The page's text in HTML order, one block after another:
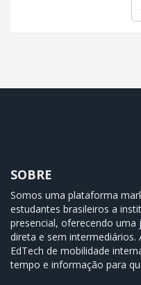
SOBRE
Somos uma plataforma
estudantes brasileiros a
presencial, oferecendo uma
direta e sem
EdTech de mobilidade
tempo e informação para